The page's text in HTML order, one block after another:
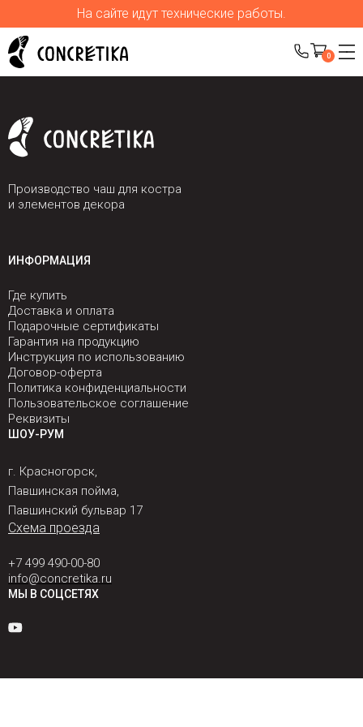
На сайте идут технические работы.
0
Производство чаш для костра
и элементов декора
ИНФОРМАЦИЯ
Где купить
Доставка и оплата
Подарочные сертификаты
Гарантия на продукцию
Инструкция по использованию
Договор-оферта
Политика конфиденциальности
Пользовательское соглашение
Реквизиты
ШОУ-РУМ
г. Красногорск,
Павшинская пойма,
Павшинский бульвар 17
Схема проезда
+7 499 490-00-80
info@concretika.ru
МЫ В СОЦСЕТЯХ